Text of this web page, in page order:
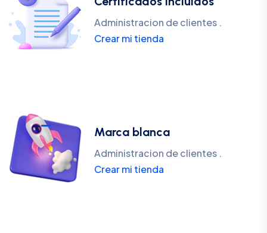
Administracion de clientes .
Crear mi tienda
Marca blanca
Administracion de clientes .
Crear mi tienda